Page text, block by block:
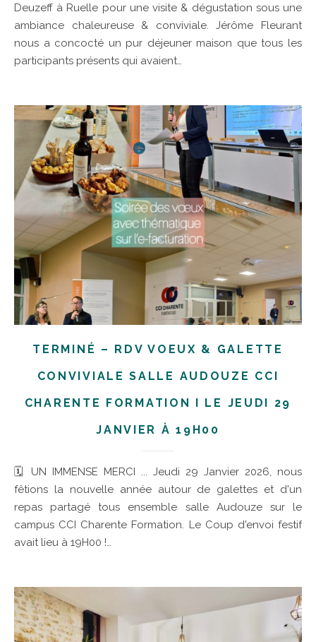
Deuzeff à Ruelle pour une visite & dégustation sous une
ambiance chaleureuse & conviviale. Jérôme Fleurant
nous a concocté un pur déjeuner maison que tous les
participants présents qui avaient…
TERMINÉ – RDV VOEUX & GALETTE
CONVIVIALE SALLE AUDOUZE CCI
CHARENTE FORMATION I LE JEUDI 29
JANVIER À 19H00
🗓 UN IMMENSE MERCI ... Jeudi 29 Janvier 2026, nous
fêtions la nouvelle année autour de galettes et d'un
repas partagé tous ensemble salle Audouze sur le
campus CCI Charente Formation. Le Coup d'envoi festif
avait lieu à 19H00 !…